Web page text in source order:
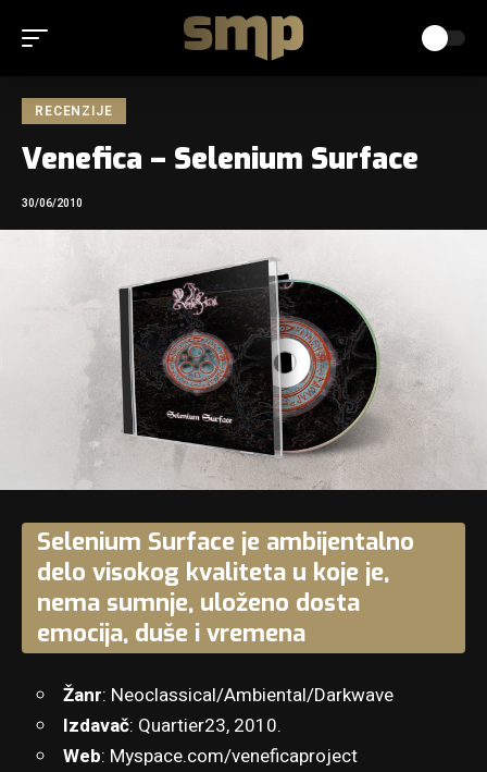
RECENZIJE
Venefica – Selenium Surface
30/06/2010
Selenium Surface je ambijentalno
delo visokog kvaliteta u koje je,
nema sumnje, uloženo dosta
emocija, duše i vremena
Žanr: Neoclassical/Ambiental/Darkwave
Izdavač: Quartier23, 2010.
Web: Myspace.com/veneficaproject